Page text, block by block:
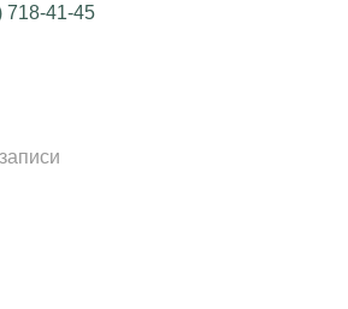
718-41-45